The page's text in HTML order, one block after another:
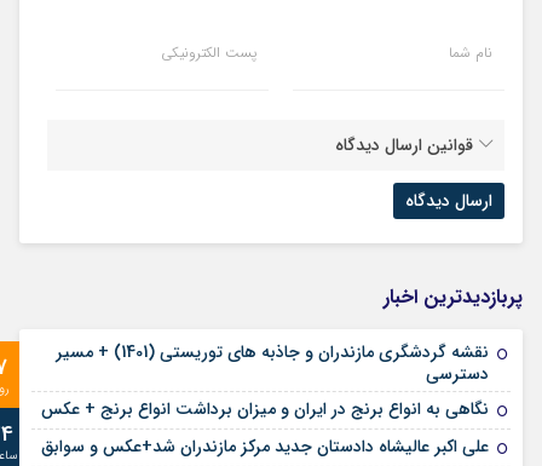
نام شما پست الکترونیکی
قوانین ارسال دیدگاه
پربازدیدترین اخبار
نقشه گردشگری مازندران و جاذبه های توریستی (1401) + مسیر
دسترسی
نگاهی به انواع برنج در ایران و میزان برداشت انواع برنج + عکس
علی‌ اکبر عالیشاه دادستان جدید مرکز مازندران شد+عکس و سوابق